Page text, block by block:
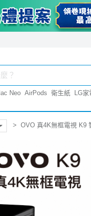
Neo AirPods 衛生紙 LG
OVO 真4K無框電視 K9